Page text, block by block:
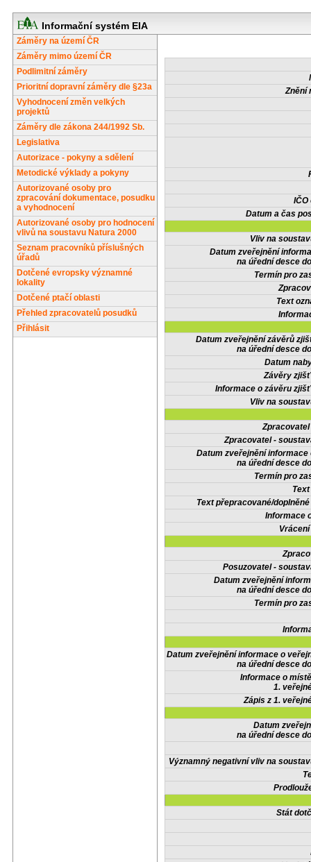
Informační systém EIA
Záměry na území ČR
Záměry mimo území ČR
Podlimitní záměry
Prioritní dopravní záměry dle §23a
Vyhodnocení změn velkých
projektů
Záměry dle zákona 244/1992 Sb.
Legislativa
Autorizace - pokyny a sdělení
Metodické výklady a pokyny
Autorizované osoby pro
zpracování dokumentace, posudku
a vyhodnocení
Autorizované osoby pro hodnocení
vlivů na soustavu Natura 2000
Seznam pracovníků příslušných
úřadů
Dotčené evropsky významné
lokality
Dotčené ptačí oblasti
Přehled zpracovatelů posudků
Přihlásit
Znění
IČO
Datum a čas
Vliv na
Datum zveřejnění
na úřední desce
Termín pro
Text
Datum zveřejnění závěrů
na úřední desce
Datum
Závěry
Informace o závěru
Vliv na
Zpracovatel -
Datum zveřejnění informace
na úřední desce
Termín pro
Text přepracované/
Informace
Posuzovatel -
Datum zveřejnění
na úřední desce
Termín pro
Datum zveřejnění informace o
na úřední desce
Informace o
1.
Zápis z 1.
Datum
na úřední desce
Významný negativní vliv na
Stát